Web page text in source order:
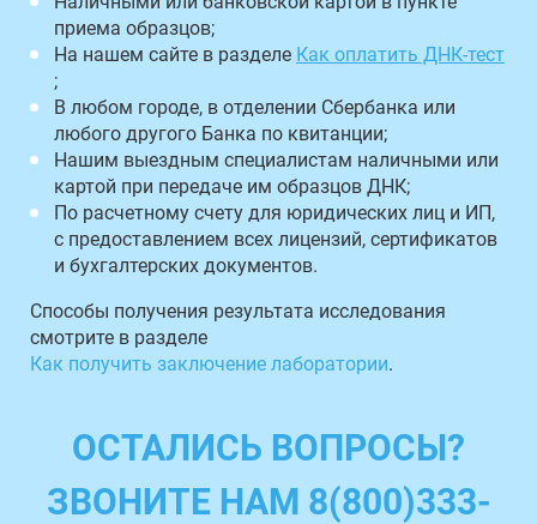
приема образцов;
На нашем сайте в разделе Как оплатить ДНК-тест
;
В любом городе, в отделении Сбербанка или
любого другого Банка по квитанции;
Нашим выездным специалистам наличными или
картой при передаче им образцов ДНК;
По расчетному счету для юридических лиц и ИП,
с предоставлением всех лицензий, сертификатов
и бухгалтерских документов.
Способы получения результата исследования
смотрите в разделе
Как получить заключение лаборатории.
ОСТАЛИСЬ ВОПРОСЫ?
ЗВОНИТЕ НАМ 8(800)333-